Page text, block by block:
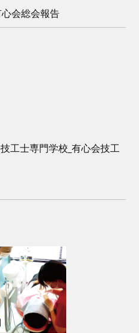
心会総会報告
工士専門学校_有心会技工